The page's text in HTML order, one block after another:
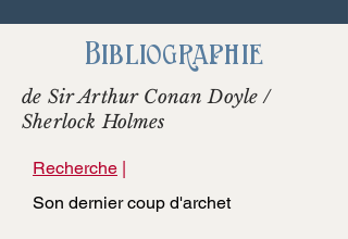
Bibliographie
de Sir Arthur Conan Doyle /
Sherlock Holmes
Recherche |
Son dernier coup d'archet